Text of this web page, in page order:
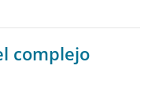
complejo